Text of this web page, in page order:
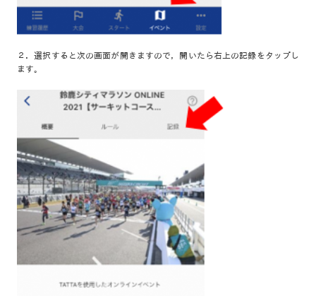
２．選択すると次の画面が開きますので，開いたら右上の記録をタップし
ます。